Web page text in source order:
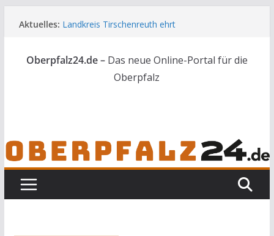
Inhalt
Aktuelles: Landkreis Tirschenreuth ehrt
Deutsch-amerikanischer Schüleraustausch zu
Gast im Landratsamt
Vater und Sohn mit Waffen und Böllern erwischt
Oberpfalz24.de – Das neue Online-Portal für die
Oberpfalz